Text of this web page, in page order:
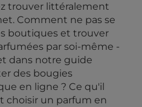
trouver littéralement
Comment ne pas se
boutiques et trouver
par soi-même -
dans notre guide
des bougies
en ligne ? Ce qu'il
choisir un parfum en